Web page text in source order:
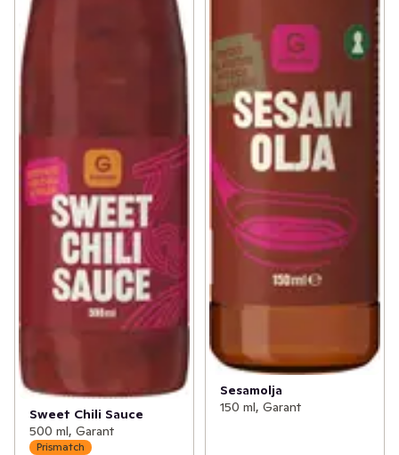
Sweet Chili Sauce
500 ml, Garant
Prismatch
Sesamolja
150 ml, Garant